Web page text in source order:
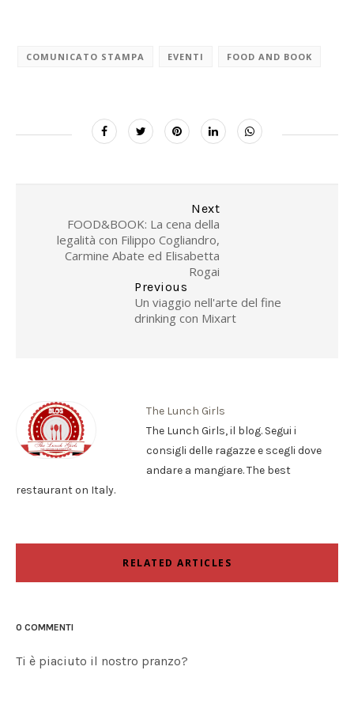
COMUNICATO STAMPA EVENTI FOOD AND BOOK
Next
FOOD&BOOK: La cena della
legalità con Filippo Cogliandro,
Carmine Abate ed Elisabetta
Rogai
Previous
Un viaggio nell'arte del fine
drinking con Mixart
The Lunch Girls
The Lunch Girls, il blog. Segui i
consigli delle ragazze e scegli dove
andare a mangiare. The best
restaurant on Italy.
RELATED ARTICLES
0 COMMENTI
Ti è piaciuto il nostro pranzo?